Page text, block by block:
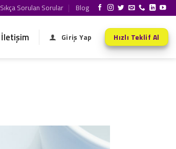
Sıkça Sorulan Sorular Blog
İletişim Giriş Yap Hızlı Teklif Al